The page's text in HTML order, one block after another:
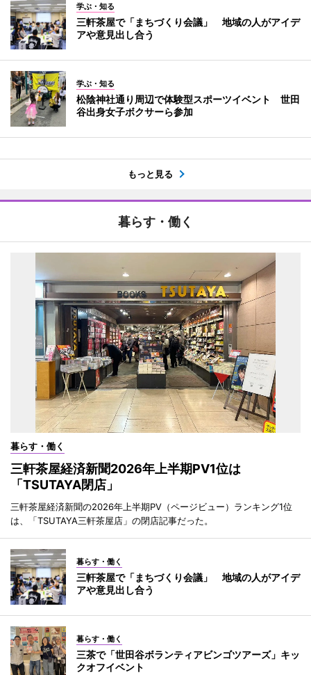
学ぶ・知る
三軒茶屋で「まちづくり会議」 地域の人がアイデ
アや意見出し合う
学ぶ・知る
松陰神社通り周辺で体験型スポーツイベント 世田
谷出身女子ボクサーら参加
もっと見る
暮らす・働く
暮らす・働く
三軒茶屋経済新聞2026年上半期PV1位は
「TSUTAYA閉店」
三軒茶屋経済新聞の2026年上半期PV（ページビュー）ランキング1位
は、「TSUTAYA三軒茶屋店」の閉店記事だった。
暮らす・働く
三軒茶屋で「まちづくり会議」 地域の人がアイデ
アや意見出し合う
暮らす・働く
三茶で「世田谷ボランティアビンゴツアーズ」キッ
クオフイベント